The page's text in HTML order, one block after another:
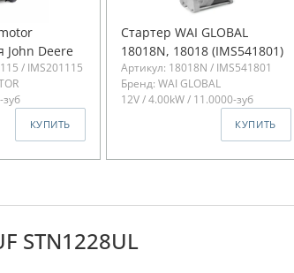
John Deere
/ IMS201115
зуб
КУПИТЬ
Стартер WAI GLOBAL
18018N, 18018 (IMS541801)
Артикул: 18018N / IMS541801
Бренд: WAI GLOBAL
12V / 4.00kW / 11.0000-зуб
КУПИТЬ
STN1228UL